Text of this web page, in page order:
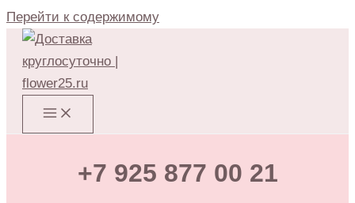
Перейти к содержимому
+7 925 877 00 21